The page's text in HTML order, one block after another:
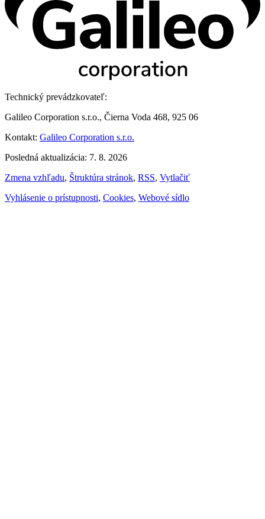
Technický prevádzkovateľ:
Galileo Corporation s.r.o., Čierna Voda 468, 925 06
Kontakt: Galileo Corporation s.r.o.
Posledná aktualizácia: 7. 8. 2026
Zmena vzhľadu, Štruktúra stránok, RSS, Vytlačiť
Vyhlásenie o prístupnosti, Cookies, Webové sídlo